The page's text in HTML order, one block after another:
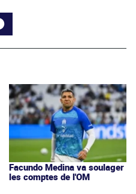
Facundo Medina va soulager
les comptes de l'OM